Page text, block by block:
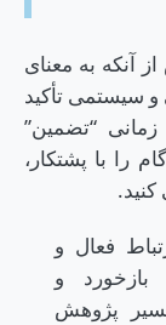
آنکه به معنای
و سیستمی تأکید
زمانی “تضمین”
را با پشتکار،
فعال و
بازخورد و
پژوهش